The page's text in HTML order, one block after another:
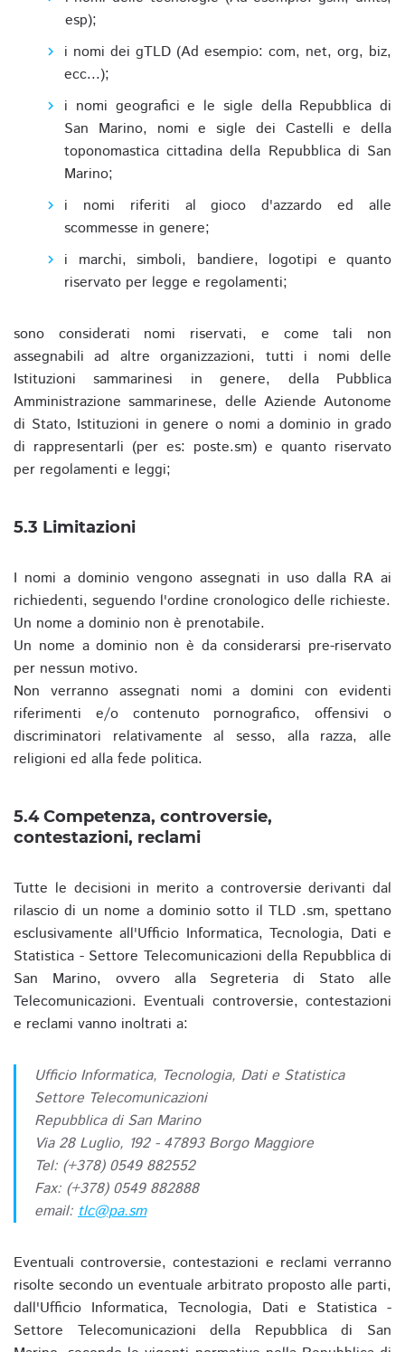
esp);
i nomi dei gTLD (Ad esempio: com, net, org, biz,
ecc...);
i nomi geografici e le sigle della Repubblica di
San Marino, nomi e sigle dei Castelli e della
toponomastica cittadina della Repubblica di San
Marino;
i nomi riferiti al gioco d'azzardo ed alle
scommesse in genere;
i marchi, simboli, bandiere, logotipi e quanto
riservato per legge e regolamenti;
sono considerati nomi riservati, e come tali non
assegnabili ad altre organizzazioni, tutti i nomi delle
Istituzioni sammarinesi in genere, della Pubblica
Amministrazione sammarinese, delle Aziende Autonome
di Stato, Istituzioni in genere o nomi a dominio in grado
di rappresentarli (per es: poste.sm) e quanto riservato
per regolamenti e leggi;
5.3 Limitazioni
I nomi a dominio vengono assegnati in uso dalla RA ai
richiedenti, seguendo l'ordine cronologico delle richieste.
Un nome a dominio non è prenotabile.
Un nome a dominio non è da considerarsi pre-riservato
per nessun motivo.
Non verranno assegnati nomi a domini con evidenti
riferimenti e/o contenuto pornografico, offensivi o
discriminatori relativamente al sesso, alla razza, alle
religioni ed alla fede politica.
5.4 Competenza, controversie,
contestazioni, reclami
Tutte le decisioni in merito a controversie derivanti dal
rilascio di un nome a dominio sotto il TLD .sm, spettano
esclusivamente all'Ufficio Informatica, Tecnologia, Dati e
Statistica - Settore Telecomunicazioni della Repubblica di
San Marino, ovvero alla Segreteria di Stato alle
Telecomunicazioni. Eventuali controversie, contestazioni
e reclami vanno inoltrati a:
Ufficio Informatica, Tecnologia, Dati e Statistica
Settore Telecomunicazioni
Repubblica di San Marino
Via 28 Luglio, 192 - 47893 Borgo Maggiore
Tel: (+378) 0549 882552
Fax: (+378) 0549 882888
email: tlc@pa.sm
Eventuali controversie, contestazioni e reclami verranno
risolte secondo un eventuale arbitrato proposto alle parti,
dall'Ufficio Informatica, Tecnologia, Dati e Statistica -
Settore Telecomunicazioni della Repubblica di San